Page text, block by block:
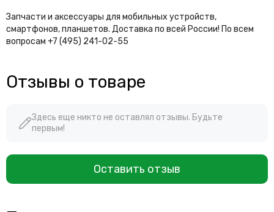
Запчасти и аксессуары для мобильных устройств,
смартфонов, планшетов. Доставка по всей России! По всем
вопросам +7 (495) 241-02-55
Отзывы о товаре
Здесь еще никто не оставлял отзывы. Будьте
первым!
Оставить отзыв